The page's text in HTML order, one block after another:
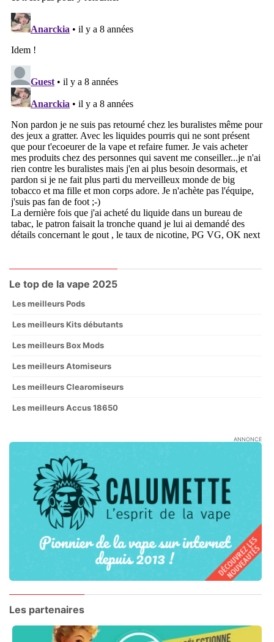
Le top de la vape 2025
Les meilleurs Pods
Les meilleurs Kits débutants
Les meilleurs Box Mods
Les meilleurs Atomiseurs
Les meilleurs Clearomiseurs
Les meilleurs Accus 18650
ANNONCE
Les partenaires